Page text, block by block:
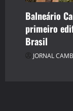
Balneário
primeiro
Brasil
JORNAL